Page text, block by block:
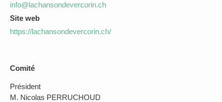
info@lachansondevercorin.ch
Site web
https://lachansondevercorin.ch/
Comité
Président
M. Nicolas PERRUCHOUD